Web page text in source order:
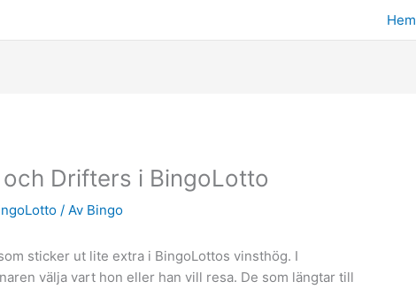
Hem
Drifters i BingoLotto
/ Av Bingo
sticker ut lite extra i BingoLottos vinsthög. I
välja vart hon eller han vill resa. De som längtar till